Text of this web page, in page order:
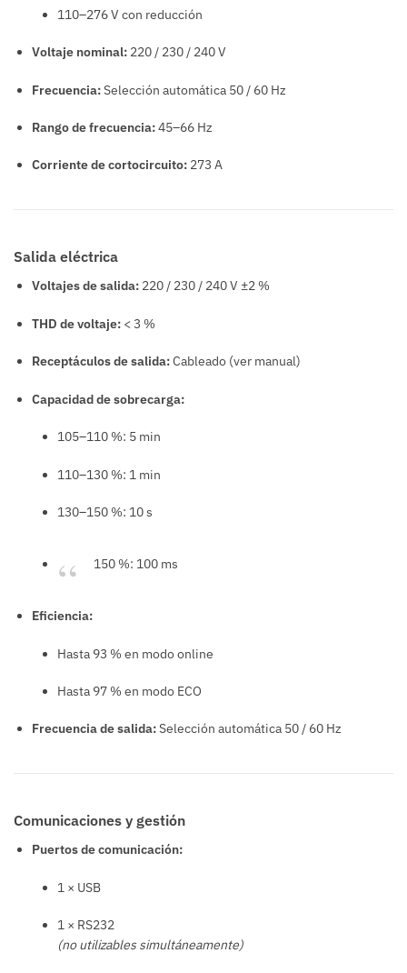
110–276 V con reducción
Voltaje nominal: 220 / 230 / 240 V
Frecuencia:Selección automática 50 / 60 Hz
Rango de frecuencia:45–66 Hz
Corriente de cortocircuito: 273 A
Salida eléctrica
Voltajes de salida: 220 / 230 / 240 V ±2 %
THD de voltaje: < 3 %
Receptáculos de salida:Cableado (ver manual)
Capacidad de sobrecarga:
105–110 %: 5 min
110–130 %: 1 min
130–150 %: 10 s
150 %: 100 ms
Eficiencia:
Hasta 93 % en modo online
Hasta 97 % en modo ECO
Frecuencia de salida:Selección automática 50 / 60 Hz
Comunicaciones y gestión
Puertos de comunicación:
1 × USB
1 × RS232
(no utilizables simultáneamente)